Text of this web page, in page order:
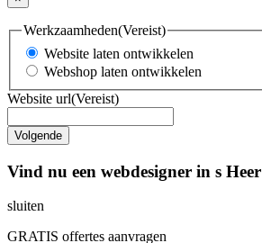
Werkzaamheden(Vereist)
Website laten ontwikkelen
Webshop laten ontwikkelen
Website url(Vereist)
Vind nu een webdesigner in s
sluiten
GRATIS offertes aanvragen